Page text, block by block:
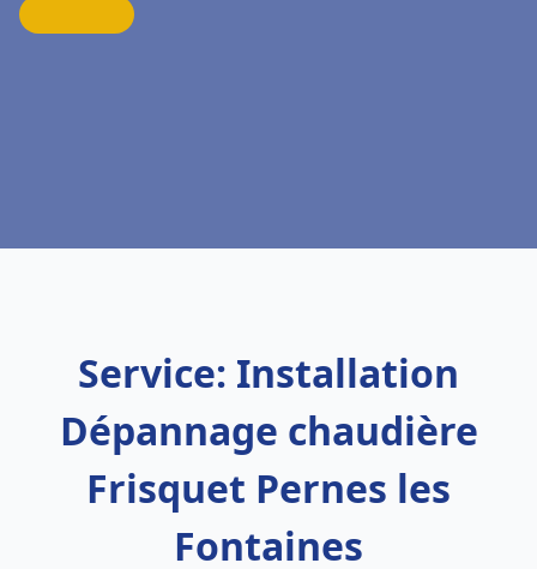
Service: Installation
Dépannage chaudière
Frisquet Pernes les
Fontaines